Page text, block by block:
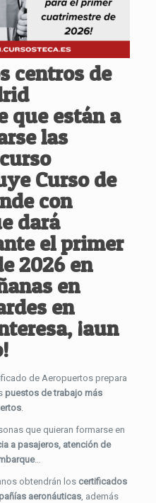
centros de
que están a
las
curso
Curso de
con
dará
el primer
2026 en
en
en
¡aun
de Aeropuertos prepara
puestos de trabajo más
.
que quieran formarse en
a pasajeros, atención de
…
obtendrán los certificados
aeronáuticas, además